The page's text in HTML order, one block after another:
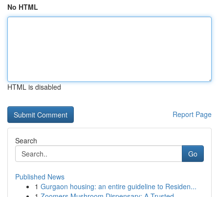
No HTML
HTML is disabled
Report Page
Search
Go
Published News
1 Gurgaon housing: an entire guideline to Residen...